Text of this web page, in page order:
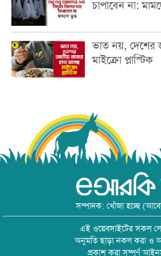
চাপাবেন না:
ভাত নয়, দেশের
মাইক্রো প্লাস্টিক
সম্পাদক: খোঁজা হচ্ছে
এই ওয়েবসাইটের সকল
অনুমতি ছাড়া নকল করা ও
প্রকাশ করা সম্পূর্ণ